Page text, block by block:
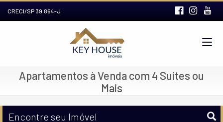
CRECI/SP 39.864-J
Apartamentos à Venda com 4 Suítes ou
Mais
Encontre seu Imóvel